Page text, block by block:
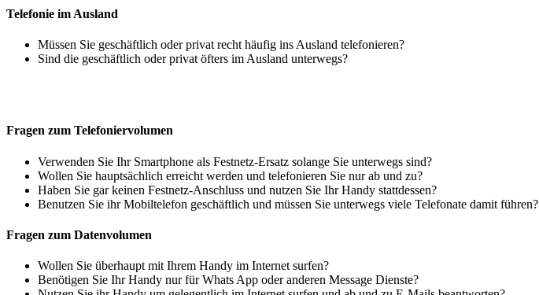
Telefonie im Ausland
Müssen Sie geschäftlich oder privat recht häufig ins Ausland telefonieren?
Sind die geschäftlich oder privat öfters im Ausland unterwegs?
Fragen zum Telefoniervolumen
Verwenden Sie Ihr Smartphone als Festnetz-Ersatz solange Sie unterwegs sind?
Wollen Sie hauptsächlich erreicht werden und telefonieren Sie nur ab und zu?
Haben Sie gar keinen Festnetz-Anschluss und nutzen Sie Ihr Handy stattdessen?
Benutzen Sie ihr Mobiltelefon geschäftlich und müssen Sie unterwegs viele Telefonate damit führen?
Fragen zum Datenvolumen
Wollen Sie überhaupt mit Ihrem Handy im Internet surfen?
Benötigen Sie Ihr Handy nur für Whats App oder anderen Message Dienste?